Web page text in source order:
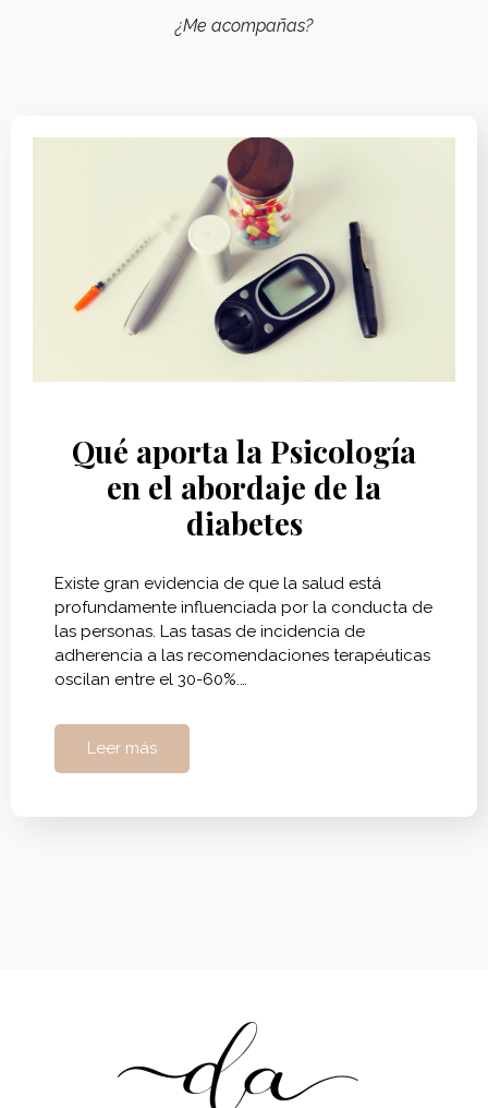
¿Me acompañas?
Qué aporta la Psicología
en el abordaje de la
diabetes
Existe gran evidencia de que la salud está
profundamente influenciada por la conducta de
las personas. Las tasas de incidencia de
adherencia a las recomendaciones terapéuticas
oscilan entre el 30-60%.…
Leer más